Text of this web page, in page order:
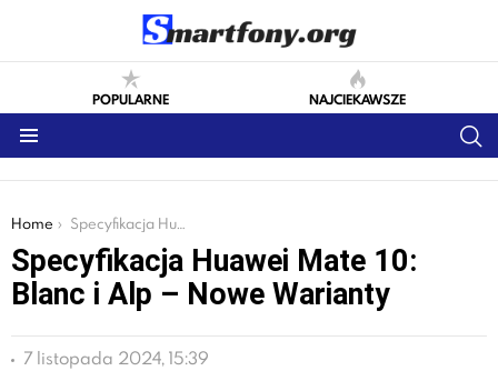
POPULARNE NAJCIEKAWSZE
You are here:
Home Specyfikacja Huawei Mate 10: Blanc i Alp – Nowe Warianty
Specyfikacja Huawei Mate 10:
Blanc i Alp – Nowe Warianty
7 listopada 2024, 15:39